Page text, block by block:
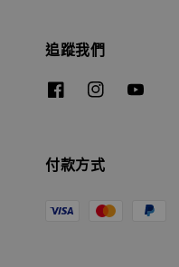
追蹤我們
付款方式